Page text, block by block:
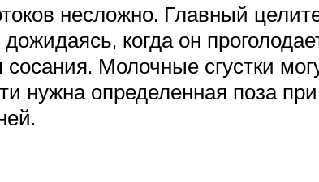
несложно. Главный
когда он
Молочные сгустки
нужна определенная поза